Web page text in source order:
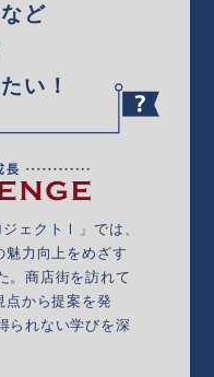
ど
い！
ェクト Ⅰ
」では、
力向上をめざす
。商店街を訪れて
点から提案を発
られない学びを深